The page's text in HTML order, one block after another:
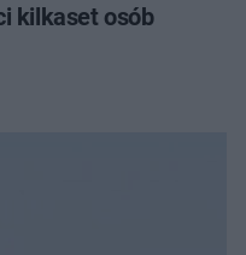
kilkaset osób